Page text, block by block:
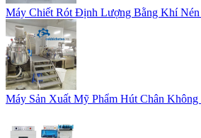
Máy Chiết Rót Định Lượng Bằng Khí
Máy Sản Xuất Mỹ Phẩm Hút Chân